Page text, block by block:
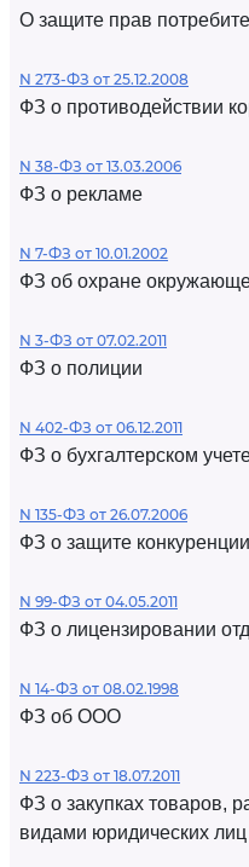
О защите прав
N 273-ФЗ от 25.12.2008
ФЗ о противодействии
N 38-ФЗ от 13.03.2006
ФЗ о рекламе
N 7-ФЗ от 10.01.2002
ФЗ об охране
N 3-ФЗ от 07.02.2011
ФЗ о полиции
N 402-ФЗ от 06.12.2011
ФЗ о бухгалтерском
N 135-ФЗ от 26.07.2006
ФЗ о защите конкуренции
N 99-ФЗ от 04.05.2011
ФЗ о лицензировании
N 14-ФЗ от 08.02.1998
ФЗ об ООО
N 223-ФЗ от 18.07.2011
ФЗ о закупках товаров,
видами юридических лиц